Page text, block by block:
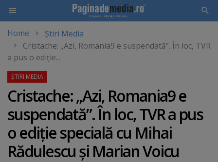
main
content
Home
Știri Media
Cristache: „Azi, Romania9 e suspendată”. În loc, TVR
a pus o ediţie...
Cristache: „Azi, Romania9 e
suspendată”. În loc, TVR a pus
o ediţie specială cu Mihai
Rădulescu şi Marian Voicu